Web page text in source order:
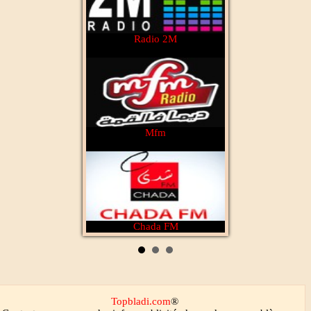
2M Maroc
Aloula Maroc
Cbc tv
Dubai Tv
Radio 2M
Mfm
Chada FM
Topbladi.com®